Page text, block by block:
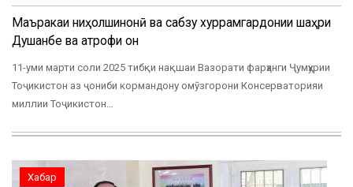
Маъракаи ниҳолшинонӣ ва сабзу хуррамгардонии шаҳри
Душанбе ва атрофи он
11-уми марти соли 2025 тибқи нақшаи Вазорати фарҳанги Ҷумҳурии
Тоҷикистон аз ҷониби кормандону омӯзгорони Консерваторияи
миллии Тоҷикистон…
Хабар